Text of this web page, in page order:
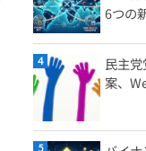
6つの
民主
案、